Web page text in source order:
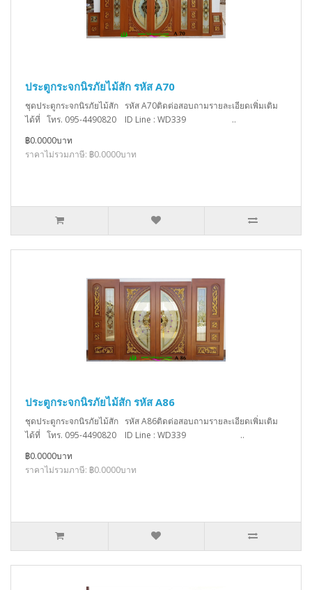
ประตูกระจกนิรภัยไม้สัก รหัส A70
ชุดประตูกระจกนิรภัยไม้สัก รหัส A70ติดต่อสอบถามรายละเอียดเพิ่มเติม
ได้ที่ โทร. 095-4490820 ID Line : WD339 ..
฿0.0000บาท
ราคาไม่รวมภาษี: ฿0.0000บาท
ประตูกระจกนิรภัยไม้สัก รหัส A86
ชุดประตูกระจกนิรภัยไม้สัก รหัส A86ติดต่อสอบถามรายละเอียดเพิ่มเติม
ได้ที่ โทร. 095-4490820 ID Line : WD339 ..
฿0.0000บาท
ราคาไม่รวมภาษี: ฿0.0000บาท